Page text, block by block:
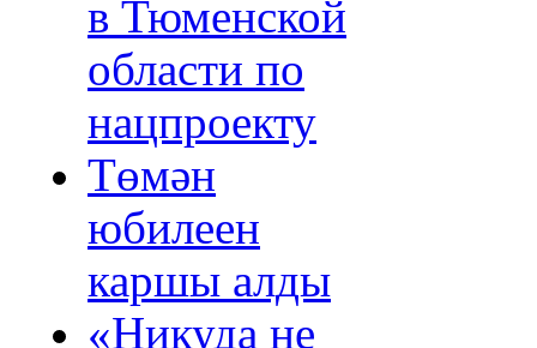
в Тюменской
области по
нацпроекту
Төмән
юбилеен
каршы алды
«Никуда не